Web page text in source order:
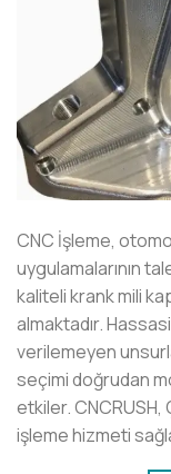
CNC İşleme,
uygulamalarının
kaliteli krank mili
almaktadır.
verilemeyen
seçimi doğrudan
etkiler.
işleme hizmeti